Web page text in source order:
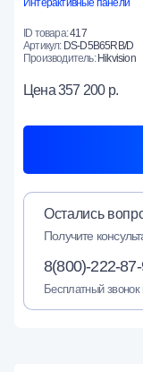
Интерактивные панели
ID товара:417
Артикул: DS-D5B65RB/D
Производитель: Hikvision
Цена357 200 р.
Остались
Получите
8(800)-222-
Бесплатный